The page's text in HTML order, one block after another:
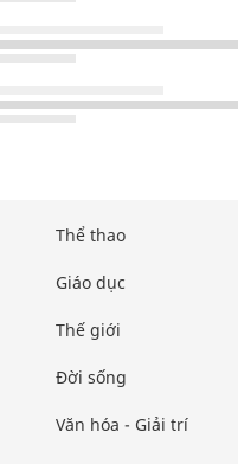
Thể thao
Giáo dục
Thế giới
Đời sống
Văn hóa - Giải trí